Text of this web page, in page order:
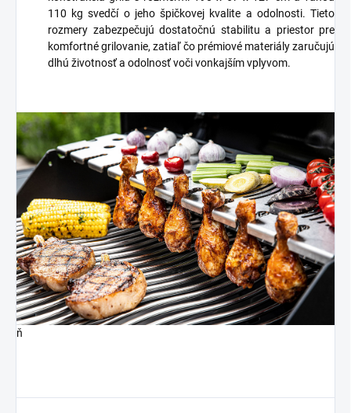
110 kg svedčí o jeho špičkovej kvalite a odolnosti. Tieto
rozmery zabezpečujú dostatočnú stabilitu a priestor pre
komfortné grilovanie, zatiaľ čo prémiové materiály zaručujú
dlhú životnosť a odolnosť voči vonkajším vplyvom.
ň